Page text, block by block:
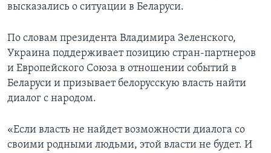
высказались о ситуации в Беларуси.
По словам президента Владимира Зеленского,
Украина поддерживает позицию стран-партнеров
и Европейского Союза в отношении событий в
Беларуси и призывает белорусскую власть найти
диалог с народом.
«Если власть не найдет возможности диалога со
своими родными людьми, этой власти не будет. И